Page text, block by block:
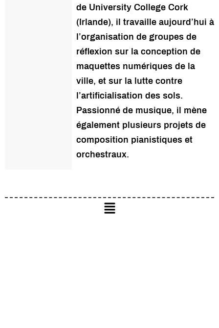
de University College Cork
(Irlande), il travaille aujourd’hui à
l’organisation de groupes de
réflexion sur la conception de
maquettes numériques de la
ville, et sur la lutte contre
l’artificialisation des sols.
Passionné de musique, il mène
également plusieurs projets de
composition pianistiques et
orchestraux.